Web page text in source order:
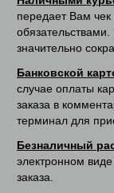
передает Вам
значительно
Банковской
случае оплаты
заказа в
терминал для
Безналичный
электронном
заказа.